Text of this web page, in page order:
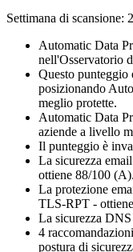
Settimana di scansione:
Automatic Data
nell'Osservatorio
Questo punteggio
posizionando
meglio protette.
Automatic Data
aziende a livello
Il punteggio è
La sicurezza
ottiene 88/100 (A).
La protezione
TLS-RPT -
La sicurezza
4
postura di